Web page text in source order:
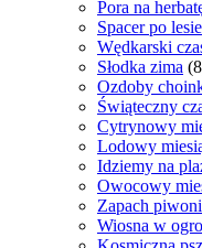
Pora na
Spacer po lesie
Wędkarski
Słodka zima
Ozdoby
Świąteczny
Cytrynowy
Lodowy
Idziemy na
Owocowy
Zapach
Wiosna w